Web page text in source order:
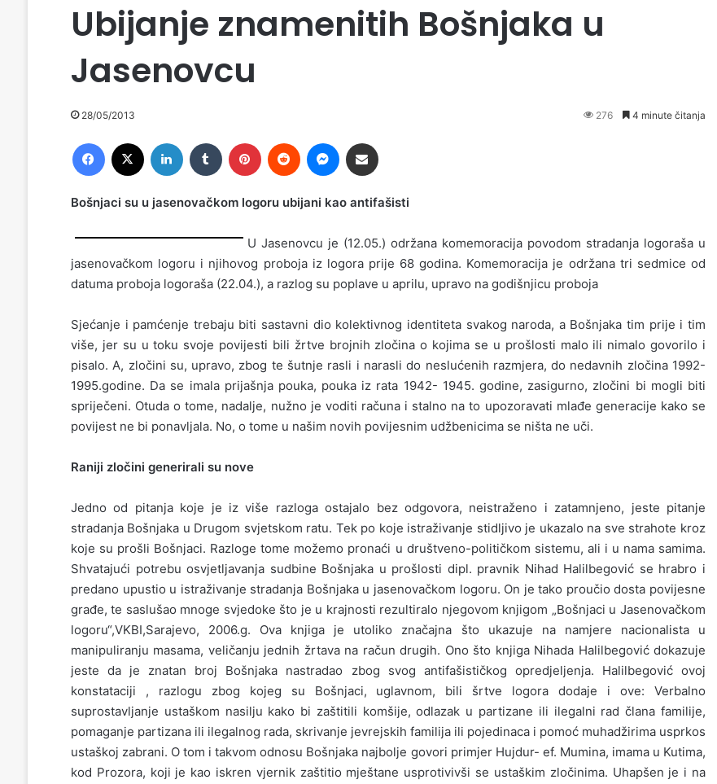
Ubijanje znamenitih Bošnjaka u
Jasenovcu
28/05/2013 276 4 minute čitanja
Bošnjaci su u jasenovačkom logoru ubijani kao antifašisti
U Jasenovcu je (12.05.) održana komemoracija povodom stradanja logoraša u
jasenovačkom logoru i njihovog proboja iz logora prije 68 godina. Komemoracija je održana tri sedmice od
datuma proboja logoraša (22.04.), a razlog su poplave u aprilu, upravo na godišnjicu proboja
Sjećanje i pamćenje trebaju biti sastavni dio kolektivnog identiteta svakog naroda, a Bošnjaka tim prije i tim
više, jer su u toku svoje povijesti bili žrtve brojnih zločina o kojima se u prošlosti malo ili nimalo govorilo i
pisalo. A, zločini su, upravo, zbog te šutnje rasli i narasli do neslućenih razmjera, do nedavnih zločina 1992-
1995.godine. Da se imala prijašnja pouka, pouka iz rata 1942- 1945. godine, zasigurno, zločini bi mogli biti
spriječeni. Otuda o tome, nadalje, nužno je voditi računa i stalno na to upozoravati mlađe generacije kako se
povijest ne bi ponavljala. No, o tome u našim novih povijesnim udžbenicima se ništa ne uči.
Raniji zločini generirali su nove
Jedno od pitanja koje je iz više razloga ostajalo bez odgovora, neistraženo i zatamnjeno, jeste pitanje
stradanja Bošnjaka u Drugom svjetskom ratu. Tek po koje istraživanje stidljivo je ukazalo na sve strahote kroz
koje su prošli Bošnjaci. Razloge tome možemo pronaći u društveno-političkom sistemu, ali i u nama samima.
Shvatajući potrebu osvjetljavanja sudbine Bošnjaka u prošlosti dipl. pravnik Nihad Halilbegović se hrabro i
predano upustio u istraživanje stradanja Bošnjaka u jasenovačkom logoru. On je tako proučio dosta povijesne
građe, te saslušao mnoge svjedoke što je u krajnosti rezultiralo njegovom knjigom „Bošnjaci u Jasenovačkom
logoru“,VKBI,Sarajevo, 2006.g. Ova knjiga je utoliko značajna što ukazuje na namjere nacionalista u
manipuliranju masama, veličanju jednih žrtava na račun drugih. Ono što knjiga Nihada Halilbegović dokazuje
jeste da je znatan broj Bošnjaka nastradao zbog svog antifašističkog opredjeljenja. Halilbegović ovoj
konstataciji , razlogu zbog kojeg su Bošnjaci, uglavnom, bili šrtve logora dodaje i ove: Verbalno
suprostavljanje ustaškom nasilju kako bi zaštitili komšije, odlazak u partizane ili ilegalni rad člana familije,
pomaganje partizana ili ilegalnog rada, skrivanje jevrejskih familija ili pojedinaca i pomoć muhadžirima usprkos
ustaškoj zabrani. O tom i takvom odnosu Bošnjaka najbolje govori primjer Hujdur- ef. Mumina, imama u Kutima,
kod Prozora, koji je kao iskren vjernik zaštitio mještane usprotivivši se ustaškim zločinima. Uhapšen je i na